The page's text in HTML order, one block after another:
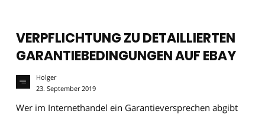
VERPFLICHTUNG ZU DETAILLIERTEN
GARANTIEBEDINGUNGEN AUF EBAY
Holger
23. September 2019
Wer im Internethandel ein Garantieversprechen abgibt